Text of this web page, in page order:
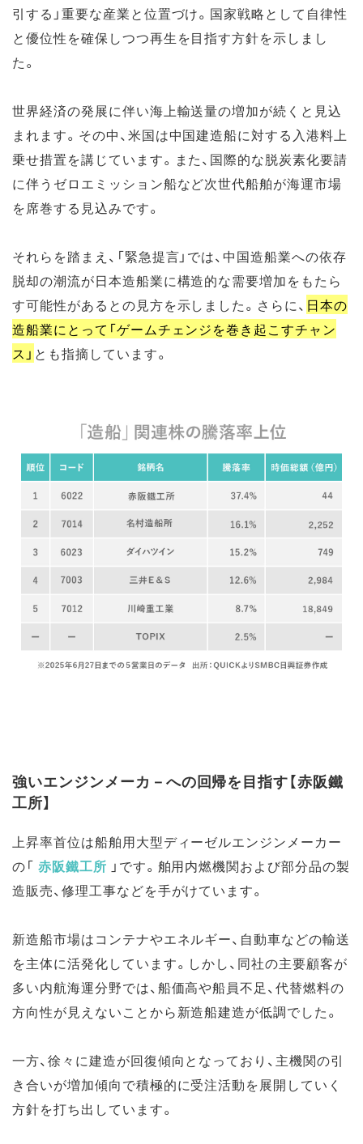
引する」重要な産業と位置づけ。国家戦略として自律性
と優位性を確保しつつ再生を目指す方針を示しまし
た。
世界経済の発展に伴い海上輸送量の増加が続くと見込
まれます。その中、米国は中国建造船に対する入港料上
乗せ措置を講じています。また、国際的な脱炭素化要請
に伴うゼロエミッション船など次世代船舶が海運市場
を席巻する見込みです。
それらを踏まえ、「緊急提言」では、中国造船業への依存
脱却の潮流が日本造船業に構造的な需要増加をもたら
す可能性があるとの見方を示しました。さらに、 日本の
造船業にとって「ゲームチェンジを巻き起こすチャン
ス」 とも指摘しています。
強いエンジンメーカ－への回帰を目指す【赤阪鐵
工所】
上昇率首位は船舶用大型ディーゼルエンジンメーカー
の「 赤阪鐵工所 」です。舶用内燃機関および部分品の製
造販売、修理工事などを手がけています。
新造船市場はコンテナやエネルギー、自動車などの輸送
を主体に活発化しています。しかし、同社の主要顧客が
多い内航海運分野では、船価高や船員不足、代替燃料の
方向性が見えないことから新造船建造が低調でした。
一方、徐々に建造が回復傾向となっており、主機関の引
き合いが増加傾向で積極的に受注活動を展開していく
方針を打ち出しています。